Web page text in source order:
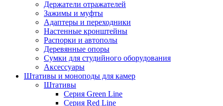
Держатели отражателей
Зажимы и муфты
Адаптеры и переходники
Настенные кронштейны
Распорки и автополы
Деревянные опоры
Сумки для студийного оборудования
Аксессуары
Штативы и моноподы для камер
Штативы
Серия Green Line
Серия Red Line